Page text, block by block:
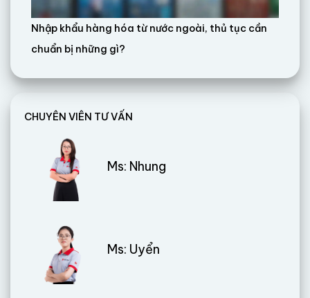
Nhập khẩu hàng hóa từ nước ngoài, thủ tục cần
chuẩn bị những gì?
CHUYÊN VIÊN TƯ VẤN
Ms: Nhung
Ms: Uyển